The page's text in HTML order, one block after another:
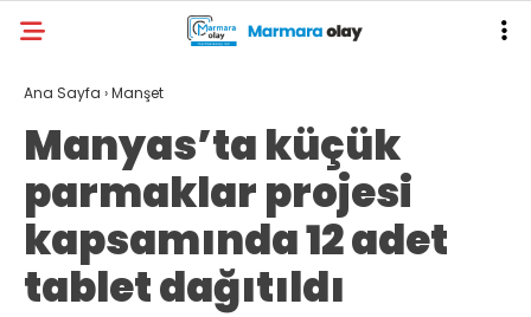
Ana Sayfa ›Manşet
Manyas’ta küçük
parmaklar projesi
kapsamında 12 adet
tablet dağıtıldı